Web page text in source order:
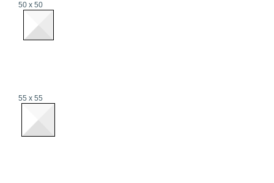
50 x 50
55 x 55